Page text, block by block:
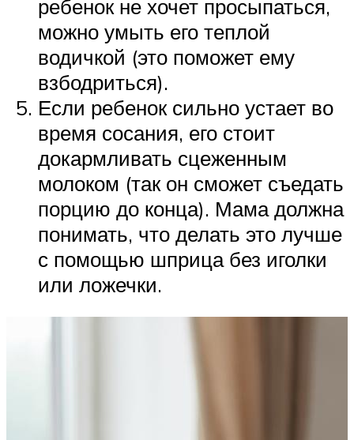
ребенок не хочет просыпаться,
можно умыть его теплой
водичкой (это поможет ему
взбодриться).
Если ребенок сильно устает во
время сосания, его стоит
докармливать сцеженным
молоком (так он сможет съедать
порцию до конца). Мама должна
понимать, что делать это лучше
с помощью шприца без иголки
или ложечки.